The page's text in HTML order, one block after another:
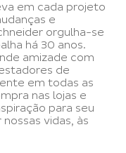
em cada projeto
e
orgulha-se
há 30 anos.
amizade com
de
em todas as
nas lojas e
para seu
vidas, às